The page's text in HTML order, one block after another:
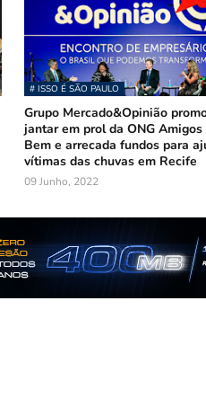
# ISSO É SÃO PAULO
Grupo Mercado&Opinião
jantar em prol da ONG Amigos
Bem e arrecada fundos para
vítimas das chuvas em Recife
09 Junho, 2022